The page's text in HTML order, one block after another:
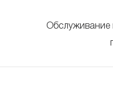
Обслуживание